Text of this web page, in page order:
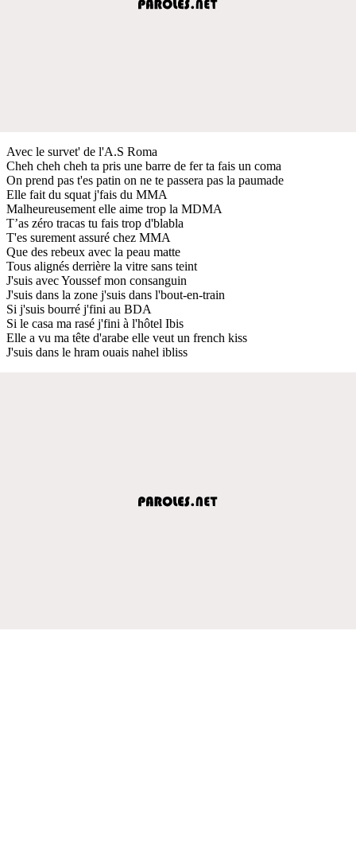
Avec le survet' de l'A.S Roma
Cheh cheh cheh ta pris une barre de fer ta fais un coma
On prend pas t'es patin on ne te passera pas la paumade
Elle fait du squat j'fais du MMA
Malheureusement elle aime trop la MDMA
T’as zéro tracas tu fais trop d'blabla
T'es surement assuré chez MMA
Que des rebeux avec la peau matte
Tous alignés derrière la vitre sans teint
J'suis avec Youssef mon consanguin
J'suis dans la zone j'suis dans l'bout-en-train
Si j'suis bourré j'fini au BDA
Si le casa ma rasé j'fini à l'hôtel Ibis
Elle a vu ma tête d'arabe elle veut un french kiss
J'suis dans le hram ouais nahel ibliss